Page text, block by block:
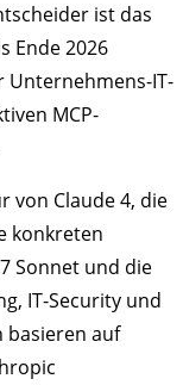
ist das
Ende 2026
Unternehmens-IT-
MCP-
von Claude 4, die
konkreten
Sonnet und die
IT-Security und
basieren auf